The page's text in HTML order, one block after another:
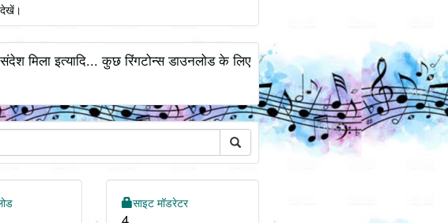
देखें।
मिला इत्यादि... कुछ रिंगटोन्स डाउनलोड के लिए
साइट मॉडरेटर